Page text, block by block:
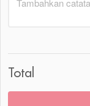
Total